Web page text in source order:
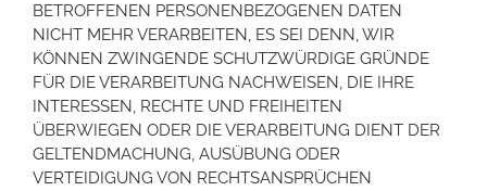
BETROFFENEN PERSONENBEZOGENEN DATEN
NICHT MEHR VERARBEITEN, ES SEI DENN, WIR
KÖNNEN ZWINGENDE SCHUTZWÜRDIGE GRÜNDE
FÜR DIE VERARBEITUNG NACHWEISEN, DIE IHRE
INTERESSEN, RECHTE UND FREIHEITEN
ÜBERWIEGEN ODER DIE VERARBEITUNG DIENT DER
GELTENDMACHUNG, AUSÜBUNG ODER
VERTEIDIGUNG VON RECHTSANSPRÜCHEN